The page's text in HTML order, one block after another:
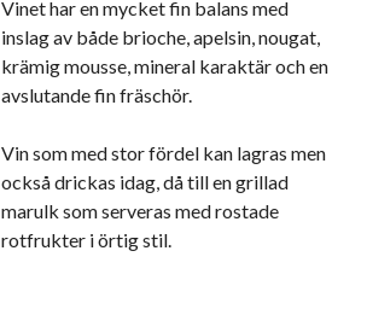
Vinet har en mycket fin balans med
inslag av både brioche, apelsin, nougat,
krämig mousse, mineral karaktär och en
avslutande fin fräschör.
Vin som med stor fördel kan lagras men
också drickas idag, då till en grillad
marulk som serveras med rostade
rotfrukter i örtig stil.